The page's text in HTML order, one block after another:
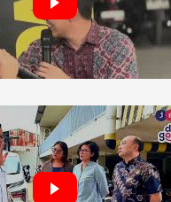
Peduli Sumatera